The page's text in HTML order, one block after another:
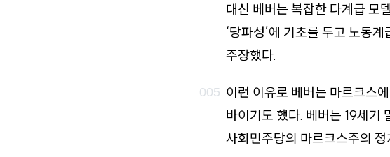
대신 베버는 복잡한 다계급 모
‘당파성’에 기초를 두고 노동
주장했다.
이런 이유로 베버는 마르크스
바이기도 했다. 베버는 19세기
사회민주당의 마르크스주의